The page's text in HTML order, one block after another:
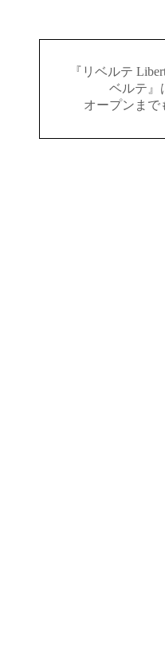
『リベルテ
ベルテ』
オープンまで